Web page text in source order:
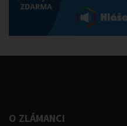
O ZLÁMANCI